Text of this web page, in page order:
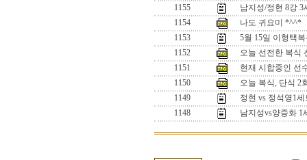
1155
남지성/정현 8강 3
1154
나도 귀요미 *^^*
1153
5월 15일 이형택
1152
오늘 선전한 복식
1151
현재 시합중인 선
1150
오늘 복식, 단식 2
1149
정현 vs 정석영1
1148
남지성vs양증화 1